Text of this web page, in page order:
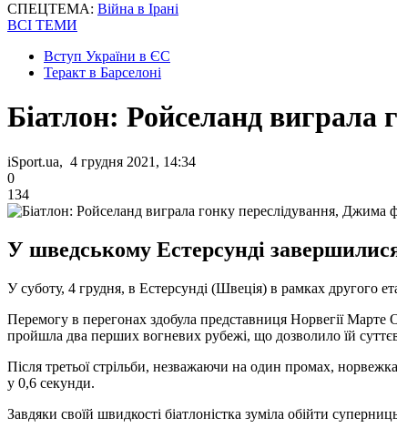
СПЕЦТЕМА: Війна в Ірані
ВСІ ТЕМИ
Вступ України в ЄС
Теракт в Барселоні
Біатлон: Ройселанд
iSport.ua, 4 грудня 2021, 14:34
0
134
У шведському Естерсунді
У суботу, 4 грудня, в Естерсунді (Швеція) в рамках другого
Перемогу в перегонах здобула представниця Норвегії
пройшла два перших вогневих рубежі, що дозволило їй
Після третьої стрільби, незважаючи на один промах,
у 0,6 секунди.
Завдяки своїй швидкості біатлоністка зуміла обійти